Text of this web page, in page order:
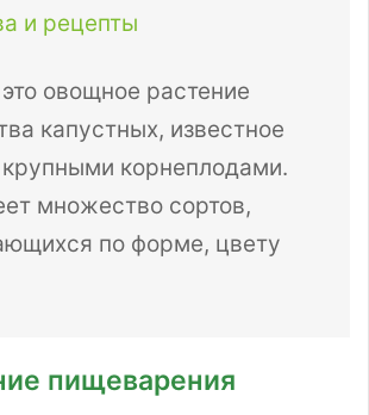
и рецепты
овощное растение
капустных, известное
корнеплодами.
множество сортов,
по форме, цвету
пищеварения